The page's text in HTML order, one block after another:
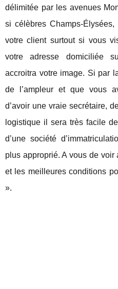
délimitée par les avenues
si célèbres Champs-
votre client surtout si vous
votre adresse domiciliée
accroitra votre image. Si par
de l’ampleur et que vous
d’avoir une vraie secrétaire,
logistique il sera très facile
d’une société
plus approprié. A vous de
et les meilleures conditions
».